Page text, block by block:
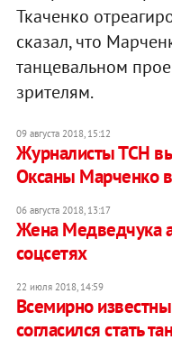
Ткаченко
сказал, что
танцевальном
зрителям.
09 августа 2018, 15:12
Журналисты ТСН
Оксаны Марченко
06 августа 2018, 13:17
Жена Медведчука
соцсетях
22 июля 2018, 14:59
Всемирно
согласился стать